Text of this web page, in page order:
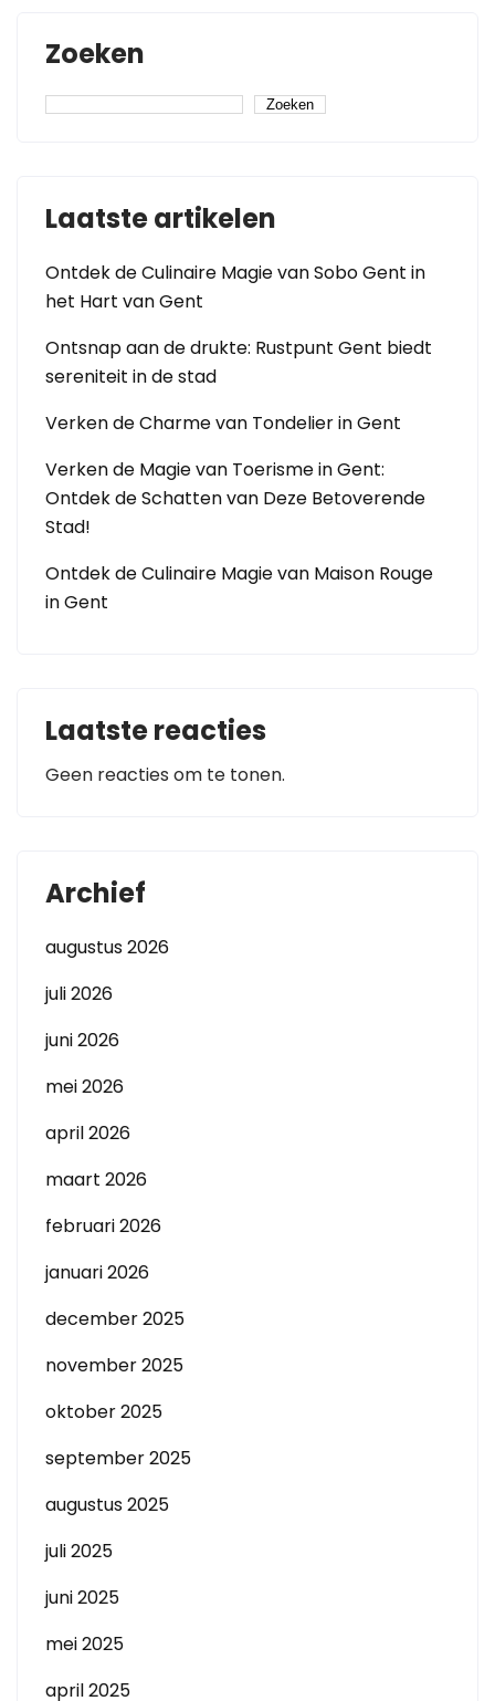
Zoeken
Zoeken
Laatste artikelen
Ontdek de Culinaire Magie van Sobo Gent in
het Hart van Gent
Ontsnap aan de drukte: Rustpunt Gent biedt
sereniteit in de stad
Verken de Charme van Tondelier in Gent
Verken de Magie van Toerisme in Gent:
Ontdek de Schatten van Deze Betoverende
Stad!
Ontdek de Culinaire Magie van Maison Rouge
in Gent
Laatste reacties
Geen reacties om te tonen.
Archief
augustus 2026
juli 2026
juni 2026
mei 2026
april 2026
maart 2026
februari 2026
januari 2026
december 2025
november 2025
oktober 2025
september 2025
augustus 2025
juli 2025
juni 2025
mei 2025
april 2025